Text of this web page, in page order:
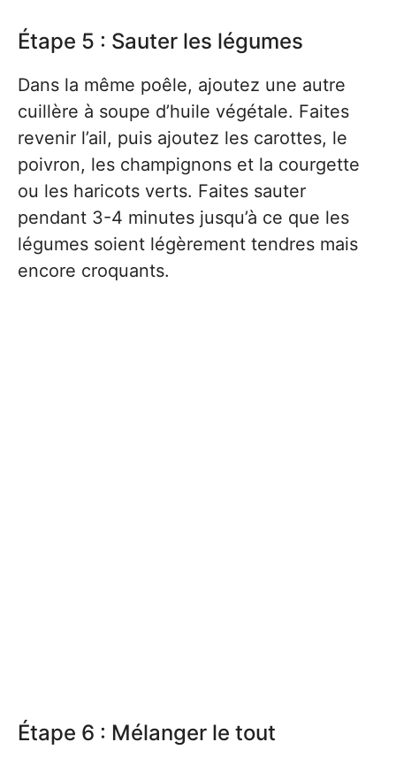
Étape 5 : Sauter les légumes
Dans la même poêle, ajoutez une autre
cuillère à soupe d’huile végétale. Faites
revenir l’ail, puis ajoutez les carottes, le
poivron, les champignons et la courgette
ou les haricots verts. Faites sauter
pendant 3-4 minutes jusqu’à ce que les
légumes soient légèrement tendres mais
encore croquants.
Étape 6 : Mélanger le tout